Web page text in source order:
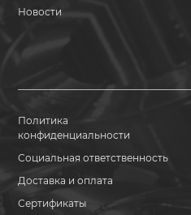
Новости
Политика
конфиденциальности
Социальная ответственность
Доставка и оплата
Сертификаты